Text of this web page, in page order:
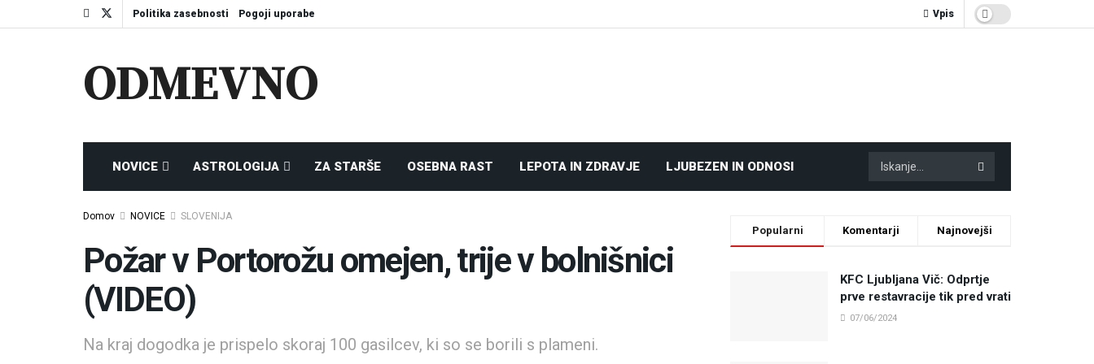
Politika zasebnosti Pogoji uporabe Vpis
ODMEVNO
NOVICE ASTROLOGIJA ZA STARŠE OSEBNA RAST LEPOTA IN ZDRAVJE LJUBEZEN IN ODNOSI
Domov NOVICE SLOVENIJA
Požar v Portorožu omejen, trije v bolnišnici
(VIDEO)
Na kraj dogodka je prispelo skoraj 100 gasilcev, ki so se borili s plameni.
Popularni Komentarji Najnovejši
KFC Ljubljana Vič: Odprtje
prve restavracije tik pred vrati
07/06/2024